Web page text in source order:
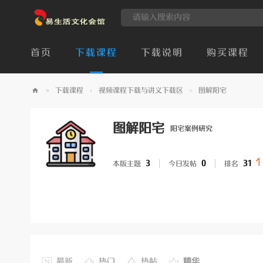
首页 下载课程 下载说明 购买课程
» 下载课程 › 视频课程下载与讲义下载区 › 图解阳宅
图解阳宅 阳宅案例研究
本版主题 3 今日发帖 0 排名 31